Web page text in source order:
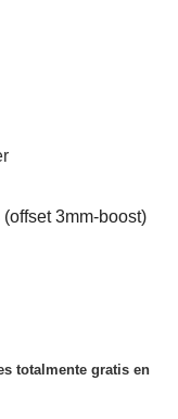
3mm-boost)
totalmente gratis en